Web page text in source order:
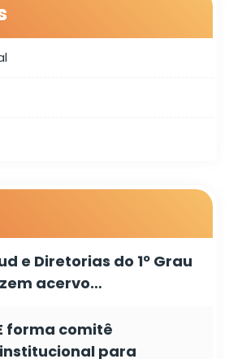
e Diretorias do 1º Grau
acervo…
forma comitê
para